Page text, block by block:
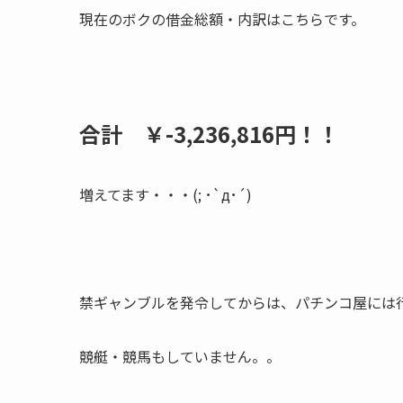
現在のボクの借金総額・内訳はこちらです。
合計 ￥-3,236,816円！！
増えてます・・・(; ･`д･´)
禁ギャンブルを発令してからは、パチンコ屋には
競艇・競馬もしていません。。